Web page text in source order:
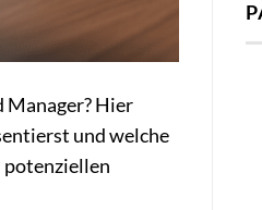
Manager? Hier
und welche
potenziellen